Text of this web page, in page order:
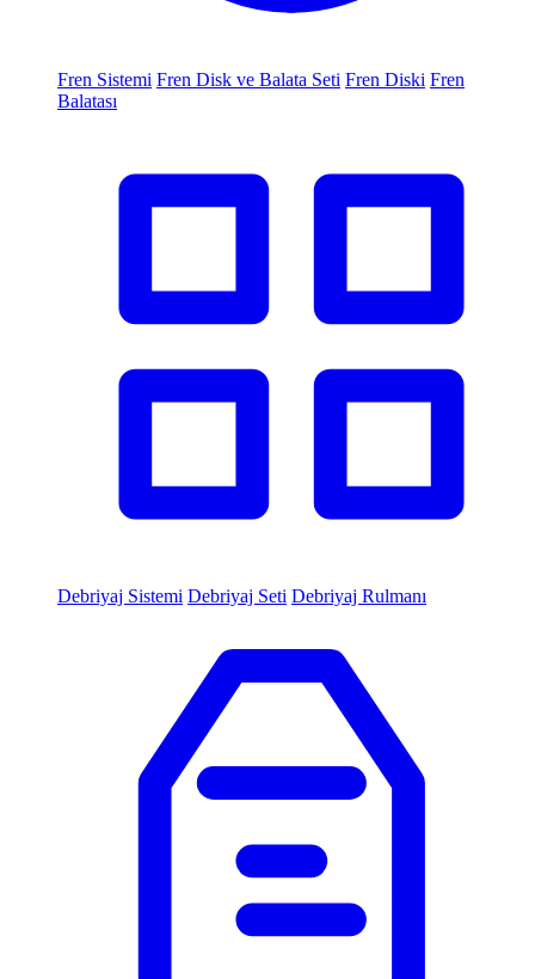
Fren Sistemi Fren Disk ve Balata Seti Fren Diski Fren
Balatası
Debriyaj Sistemi Debriyaj Seti Debriyaj Rulmanı